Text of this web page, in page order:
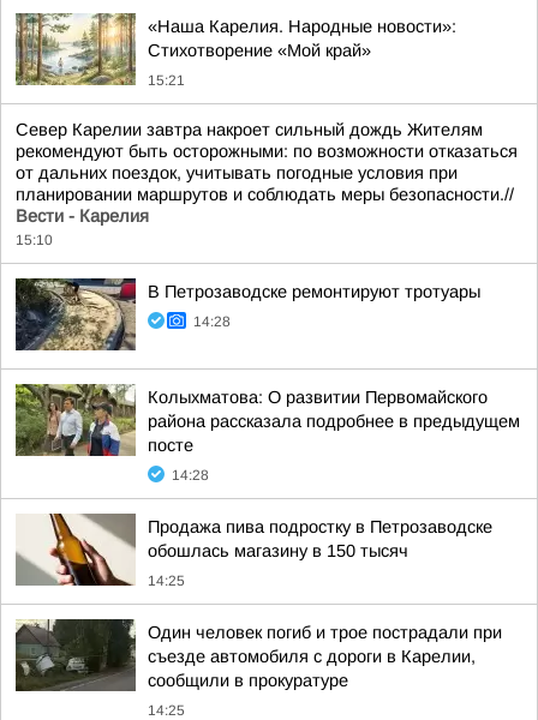
«Наша Карелия. Народные новости»:
Стихотворение «Мой край»
15:21
Север Карелии завтра накроет сильный дождь Жителям
рекомендуют быть осторожными: по возможности отказаться
от дальних поездок, учитывать погодные условия при
планировании маршрутов и соблюдать меры безопасности.//
Вести - Карелия
15:10
В Петрозаводске ремонтируют тротуары
14:28
Колыхматова: О развитии Первомайского
района рассказала подробнее в предыдущем
посте
14:28
Продажа пива подростку в Петрозаводске
обошлась магазину в 150 тысяч
14:25
Один человек погиб и трое пострадали при
съезде автомобиля с дороги в Карелии,
сообщили в прокуратуре
14:25